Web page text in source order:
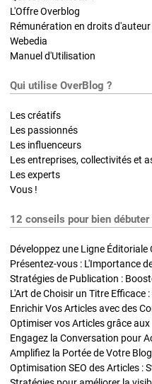
L'Offre Overblog
Rémunération en droits d'auteur
Webedia
Manuel d'Utilisation
Qui utilise OverBlog ?
Les créatifs
Les passionnés
Les influenceurs
Les entreprises, collectivités et
Les experts
Vous !
12 conseils pour bien
Développez une Ligne
Présentez-vous : L'Importance
L'Art de Choisir un Titre Efficace
Optimiser vos Articles grâce aux
Engagez la Conversation pour
Amplifiez la Portée de Votre